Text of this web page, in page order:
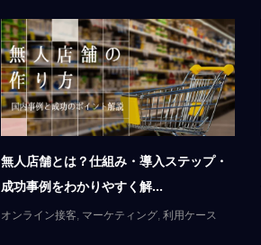
無人店舗とは？仕組み・導入ステップ・
成功事例をわかりやすく解...
オンライン接客, マーケティング, 利用ケース